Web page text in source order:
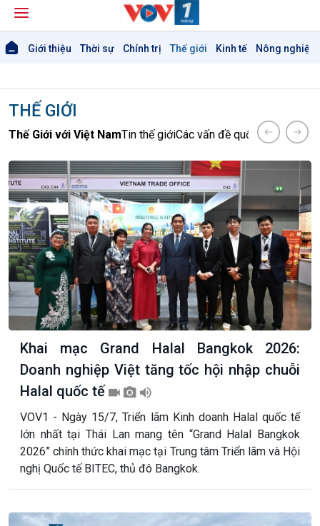
Giới thiệu Thời sự Chính trị Thế giới Kinh tế Nông nghiệp
THẾ GIỚI
Thế Giới với Việt NamTin thế giớiCác vấn đề quốc tếHồ sơ sự
Khai mạc Grand Halal Bangkok 2026:
Doanh nghiệp Việt tăng tốc hội nhập chuỗi
Halal quốc tế
VOV1 - Ngày 15/7, Triển lãm Kinh doanh Halal quốc tế
lớn nhất tại Thái Lan mang tên “Grand Halal Bangkok
2026” chính thức khai mạc tại Trung tâm Triển lãm và Hội
nghị Quốc tế BITEC, thủ đô Bangkok.